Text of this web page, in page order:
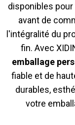
disponibles
avant de
l'intégralité du
fin. Avec
emballage
fiable et de
durables,
votre